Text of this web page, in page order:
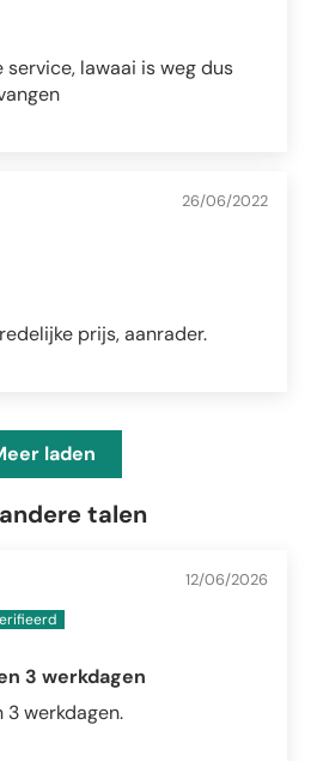
service, lawaai is weg dus
26/06/2022
prijs, aanrader.
laden
talen
12/06/2026
3 werkdagen
3 werkdagen.